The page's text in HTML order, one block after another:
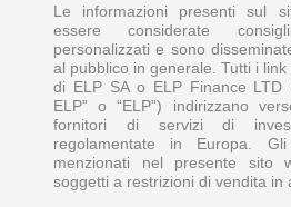
Le informazioni presenti sul
essere considerate
personalizzati e sono
al pubblico in generale. Tutti i
di ELP SA o ELP Finance LTD
ELP” o “ELP”) indirizzano
fornitori di servizi di
regolamentate in Europa.
menzionati nel presente sito
soggetti a restrizioni di vendita in